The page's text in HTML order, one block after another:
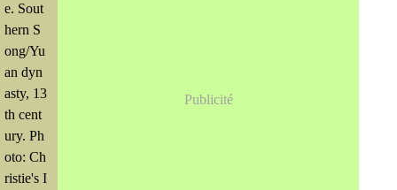
e. Sout
hern S
ong/Yu
an dyn
asty, 13
th cent
ury. Ph
oto: Ch
ristie's I
Publicité